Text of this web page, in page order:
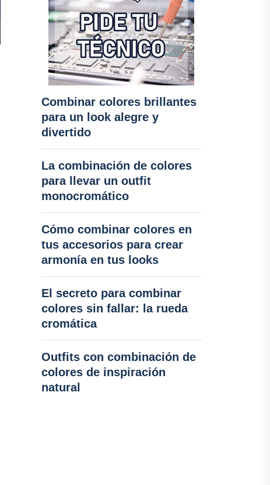
Combinar colores brillantes
para un look alegre y
divertido
La combinación de colores
para llevar un outfit
monocromático
Cómo combinar colores en
tus accesorios para crear
armonía en tus looks
El secreto para combinar
colores sin fallar: la rueda
cromática
Outfits con combinación de
colores de inspiración
natural